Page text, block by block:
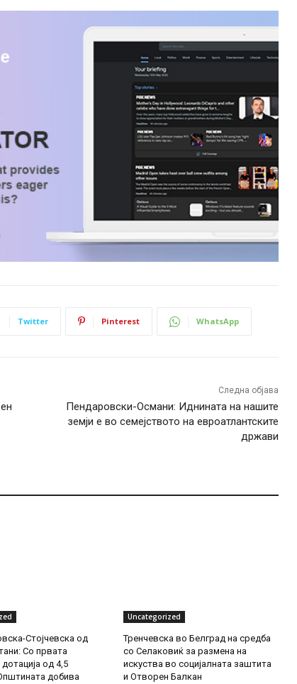
Twitter Pinterest WhatsApp
Следна објава
Пендаровски-Османи: Иднината на нашите
земји е во семејството на евроатлантските
држави
Стојчевска од
Со првата
од 4,5
добива
Uncategorized
Тренчевска во Белград на средба
со Селаковиќ за размена на
искуства во социјалната заштита
и Отворен Балкан